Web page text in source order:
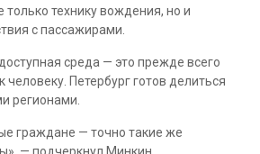
технику вождения, но и
с пассажирами.
среда — это прежде всего
Петербург готов делиться
регионами.
граждане — точно такие же